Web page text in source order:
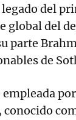
del
global del
parte
de